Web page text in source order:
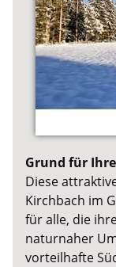
Grund für
Diese
Kirchbach im
für alle, die
naturnaher
vorteilhafte